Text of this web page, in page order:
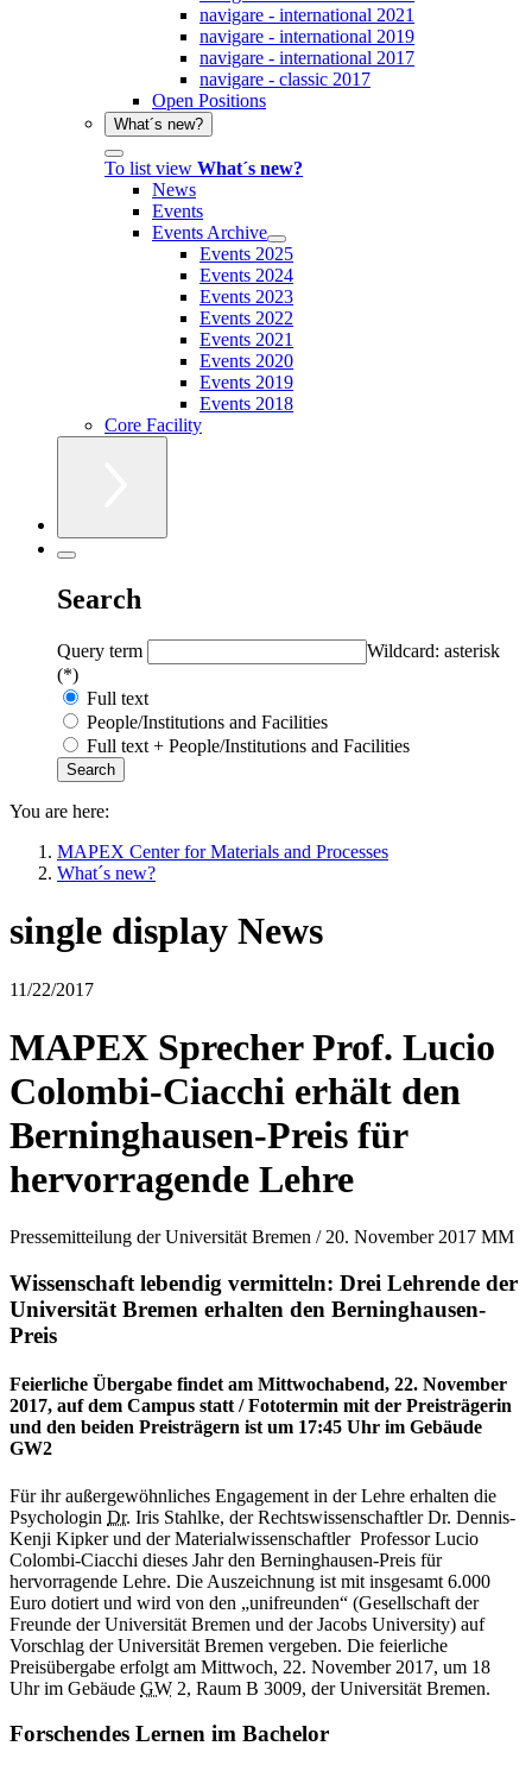
navigare - international 2021
navigare - international 2019
navigare - international 2017
navigare - classic 2017
Open Positions
What´s new?
To list view What´s new?
News
Events
Events Archive
Events 2025
Events 2024
Events 2023
Events 2022
Events 2021
Events 2020
Events 2019
Events 2018
Core Facility
Search
Query term
Wildcard: asterisk
(*)
Full text
People/Institutions and Facilities
Full text + People/Institutions and Facilities
You are here:
MAPEX Center for Materials and Processes
What´s new?
single display News
11/22/2017
MAPEX Sprecher Prof. Lucio
Colombi-Ciacchi erhält den
Berninghausen-Preis für
hervorragende Lehre
Pressemitteilung der Universität Bremen / 20. November 2017 MM
Wissenschaft lebendig vermitteln: Drei Lehrende der
Universität Bremen erhalten den Berninghausen-
Preis
Feierliche Übergabe findet am Mittwochabend, 22. November
2017, auf dem Campus statt / Fototermin mit der Preisträgerin
und den beiden Preisträgern ist um 17:45 Uhr im Gebäude
GW2
Für ihr außergewöhnliches Engagement in der Lehre erhalten die
Psychologin Dr. Iris Stahlke, der Rechtswissenschaftler Dr. Dennis-
Kenji Kipker und der Materialwissenschaftler Professor Lucio
Colombi-Ciacchi dieses Jahr den Berninghausen-Preis für
hervorragende Lehre. Die Auszeichnung ist mit insgesamt 6.000
Euro dotiert und wird von den „unifreunden“ (Gesellschaft der
Freunde der Universität Bremen und der Jacobs University) auf
Vorschlag der Universität Bremen vergeben. Die feierliche
Preisübergabe erfolgt am Mittwoch, 22. November 2017, um 18
Uhr im Gebäude GW 2, Raum B 3009, der Universität Bremen.
Forschendes Lernen im Bachelor